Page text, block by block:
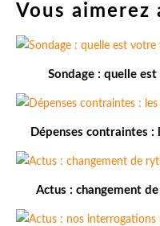
Vous aimerez
Sondage : quelle
Dépenses contraintes
Actus : changement